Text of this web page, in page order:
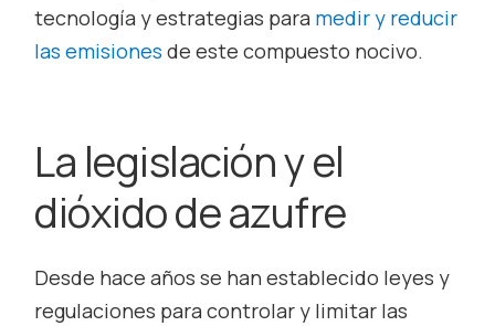
tecnología y estrategias para medir y reducir
las emisiones de este compuesto nocivo.
La legislación y el
dióxido de azufre
Desde hace años se han establecido leyes y
regulaciones para controlar y limitar las